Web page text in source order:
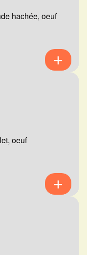
hachée, oeuf
oeuf